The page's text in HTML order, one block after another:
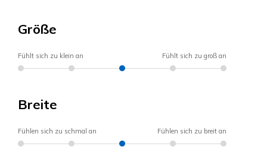
Größe
Fühlt sich zu klein an Fühlt sich zu groß an
Breite
Fühlen sich zu schmal an Fühlen sich zu breit an